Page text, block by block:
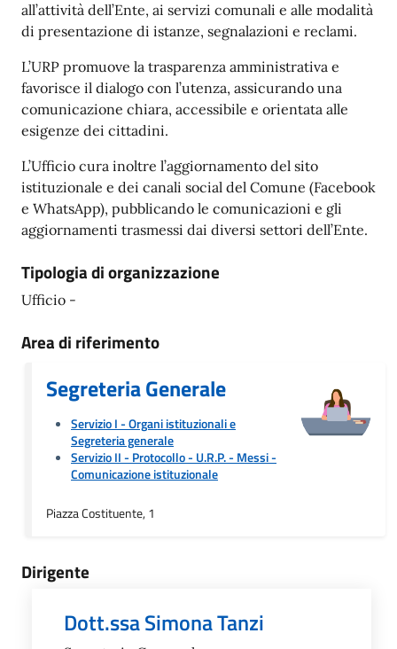
all’attività dell’Ente, ai servizi comunali e alle modalità
di presentazione di istanze, segnalazioni e reclami.
L’URP promuove la trasparenza amministrativa e
favorisce il dialogo con l’utenza, assicurando una
comunicazione chiara, accessibile e orientata alle
esigenze dei cittadini.
L’Ufficio cura inoltre l’aggiornamento del sito
istituzionale e dei canali social del Comune (Facebook
e WhatsApp), pubblicando le comunicazioni e gli
aggiornamenti trasmessi dai diversi settori dell’Ente.
Tipologia di organizzazione
Ufficio -
Area di riferimento
Segreteria Generale
Servizio I - Organi istituzionali e
Segreteria generale
Servizio II - Protocollo - U.R.P. - Messi-
Comunicazione istituzionale
Piazza Costituente, 1
Dirigente
Dott.ssa Simona Tanzi